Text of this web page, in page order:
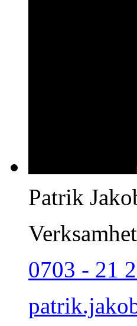
Patrik
0703 - 21